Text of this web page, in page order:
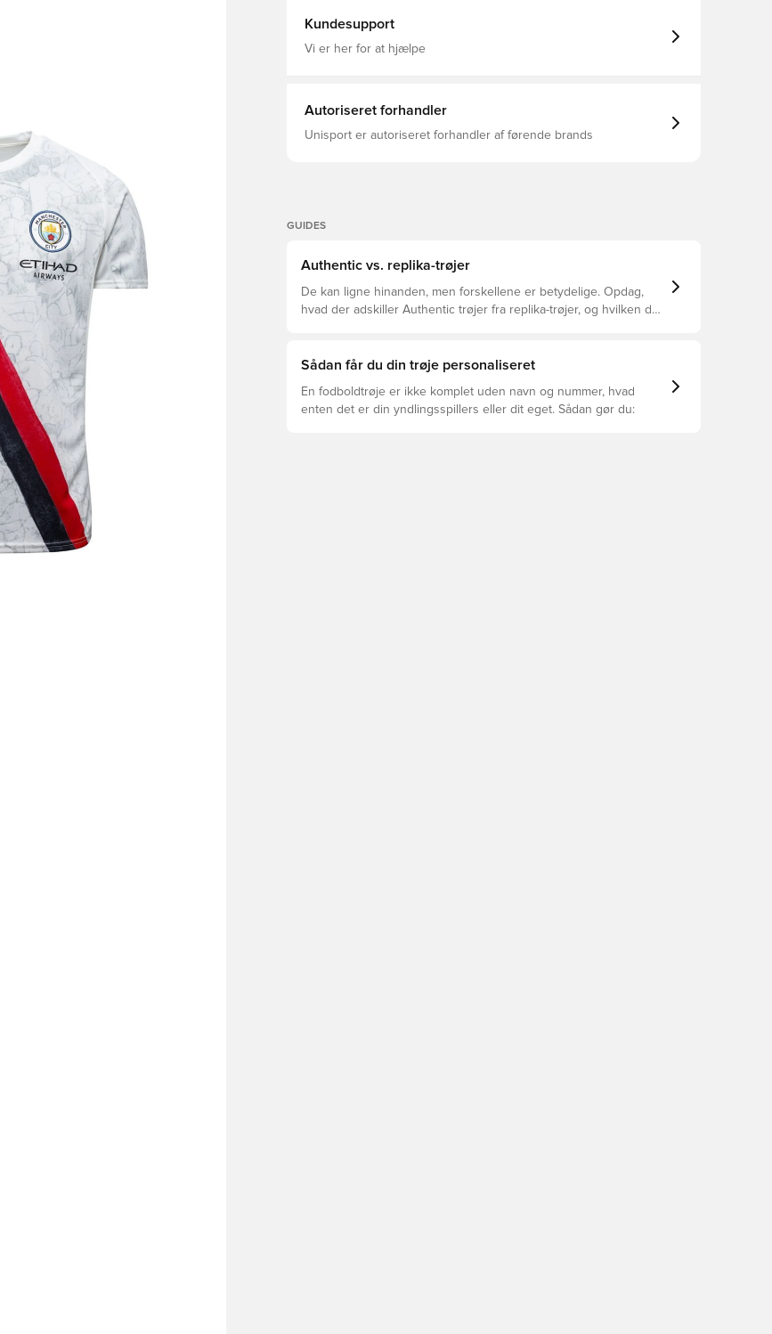
Bell. PUMA DryCell er et åndbart, hurtigtørrende materiale, der
leder fugt væk fra kroppen, så du altid holdes tør, komfortabel og
fokuseret Samme design, som spillerne bruger Regelmæssig
Kundesupport
Vi er her for at hjælpe
Autoriseret forhandler
Unisport er autoriseret forhandler af førende brands
GUIDES
Authentic vs. replika-trøjer
De kan ligne hinanden, men forskellene er betydelige. Opdag,
hvad der adskiller Authentic trøjer fra replika-trøjer, og hvilken der
Sådan får du din trøje personaliseret
En fodboldtrøje er ikke komplet uden navn og nummer, hvad
enten det er din yndlingsspillers eller dit eget. Sådan gør du: